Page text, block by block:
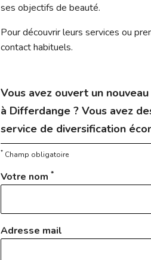
ses objectifs de beauté.
Pour découvrir leurs services ou
contact habituels.
Vous avez ouvert un
à Differdange ? Vous avez
service de diversification
*Champ obligatoire
Votre nom *
Adresse mail